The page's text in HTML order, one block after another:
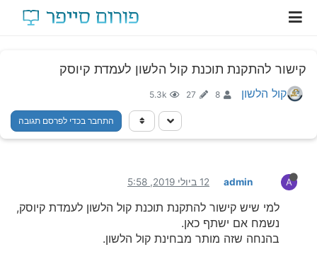
קישור להתקנת תוכנת קול הלשון לעמדת קיוסק
קול הלשון 8
27
5.3k
התחבר בכדי לפרסם תגובה
A
admin 12 ביולי 2019, 5:58
למי שיש קישור להתקנת תוכנת קול הלשון לעמדת קיוסק,
נשמח אם ישתף כאן.
בהנחה שזה מותר מבחינת קול הלשון.